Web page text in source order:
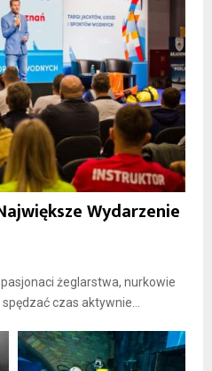
Wydarzenie
żeglarstwa, nurkowie
czas aktywnie...